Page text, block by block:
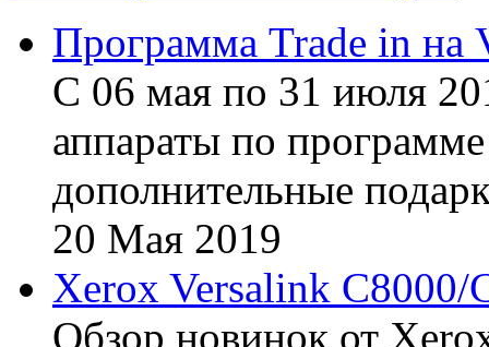
Программа Trade in на
С 06 мая по 31 июля
аппараты по
дополнительные
20 Мая 2019
Xerox Versalink C8000/
Обзор новинок от